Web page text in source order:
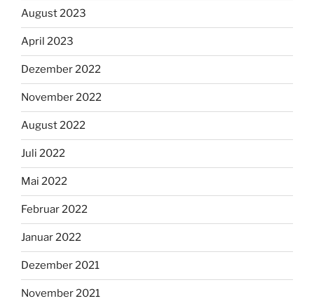
August 2023
April 2023
Dezember 2022
November 2022
August 2022
Juli 2022
Mai 2022
Februar 2022
Januar 2022
Dezember 2021
November 2021